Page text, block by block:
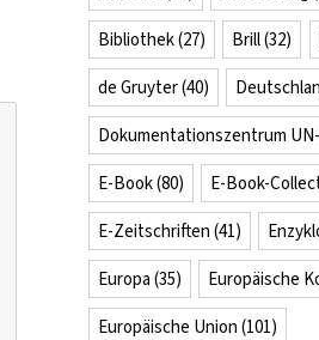
Bibliothek(27) Brill(32)
de Gruyter(40)
Dokumentationszentrum
E-Book(80) E-Book-
E-Zeitschriften (41)
Europa (35) Europäische
Europäische Union (101)